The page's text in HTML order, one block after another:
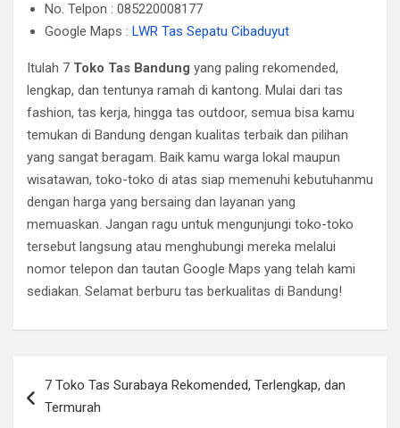
No. Telpon : 085220008177
Google Maps : LWR Tas Sepatu Cibaduyut
Itulah 7 Toko Tas Bandung yang paling rekomended,
lengkap, dan tentunya ramah di kantong. Mulai dari tas
fashion, tas kerja, hingga tas outdoor, semua bisa kamu
temukan di Bandung dengan kualitas terbaik dan pilihan
yang sangat beragam. Baik kamu warga lokal maupun
wisatawan, toko-toko di atas siap memenuhi kebutuhanmu
dengan harga yang bersaing dan layanan yang
memuaskan. Jangan ragu untuk mengunjungi toko-toko
tersebut langsung atau menghubungi mereka melalui
nomor telepon dan tautan Google Maps yang telah kami
sediakan. Selamat berburu tas berkualitas di Bandung!
navigation
7 Toko Tas Surabaya Rekomended, Terlengkap, dan
Termurah